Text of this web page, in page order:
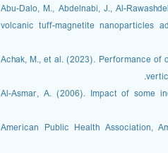
Abu-Dalo, M., Abdelnabi, J., Al-
volcanic tuff-magnetite nanoparticles
Achak, M., et al. (2023). Performance
Al-Asmar, A. (2006). Impact of some
American Public Health Association,